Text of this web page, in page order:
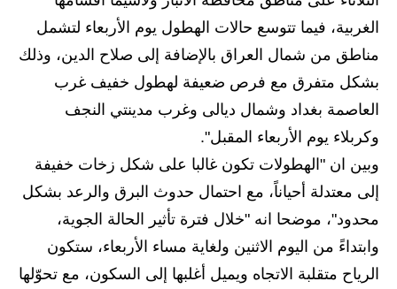
المرحلة الابتدائية
المرحلة المتوسطة
المرحلة الاعدادية
المرحلة الابتدائية
المرحلة المتوسطة
المرحلة الاعدادية
الغربية، فيما تتوسع حالات الهطول يوم الأربعاء لتشمل
مناطق من شمال العراق بالإضافة إلى صلاح الدين، وذلك
بشكل متفرق مع فرص ضعيفة لهطول خفيف غرب
العاصمة بغداد وشمال ديالى وغرب مدينتي النجف
وكربلاء يوم الأربعاء المقبل".
وبين ان "الهطولات تكون غالبا على شكل زخات خفيفة
إلى معتدلة أحياناً، مع احتمال حدوث البرق والرعد بشكل
محدود"، موضحا انه "خلال فترة تأثير الحالة الجوية،
وابتداءً من اليوم الاثنين ولغاية مساء الأربعاء، ستكون
الرياح متقلبة الاتجاه ويميل أغلبها إلى السكون، مع تحوّلها